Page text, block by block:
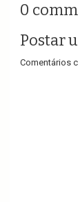
0
Postar
Comentários